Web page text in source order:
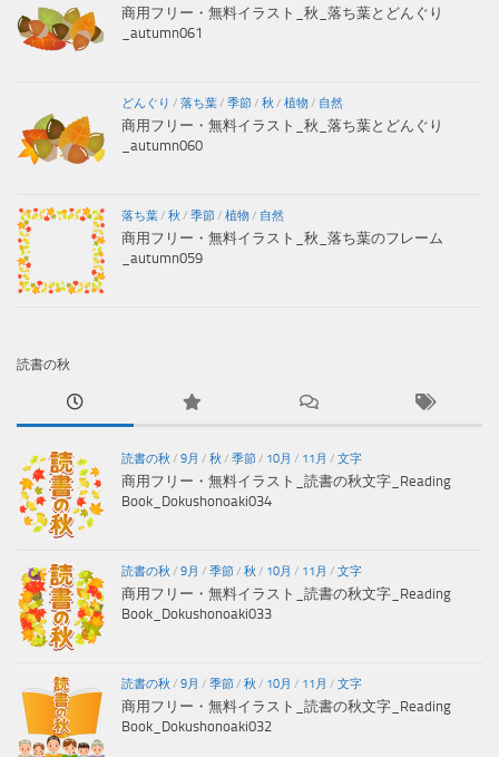
商用フリー・無料イラスト_秋_落ち葉とどんぐり
_autumn061
どんぐり / 落ち葉/ 季節/ 秋 / 植物/ 自然
商用フリー・無料イラスト_秋_落ち葉とどんぐり
_autumn060
落ち葉/ 秋 / 季節/ 植物/ 自然
商用フリー・無料イラスト_秋_落ち葉のフレーム
_autumn059
読書の秋
読書の秋 / 9月 / 秋 / 季節/ 10月 / 11月 / 文字
商用フリー・無料イラスト_読書の秋文字_Reading
Book_Dokushonoaki034
読書の秋 / 9月 / 季節/ 秋 / 10月 / 11月 / 文字
商用フリー・無料イラスト_読書の秋文字_Reading
Book_Dokushonoaki033
読書の秋 / 9月 / 季節/ 秋 / 10月 / 11月 / 文字
商用フリー・無料イラスト_読書の秋文字_Reading
Book_Dokushonoaki032